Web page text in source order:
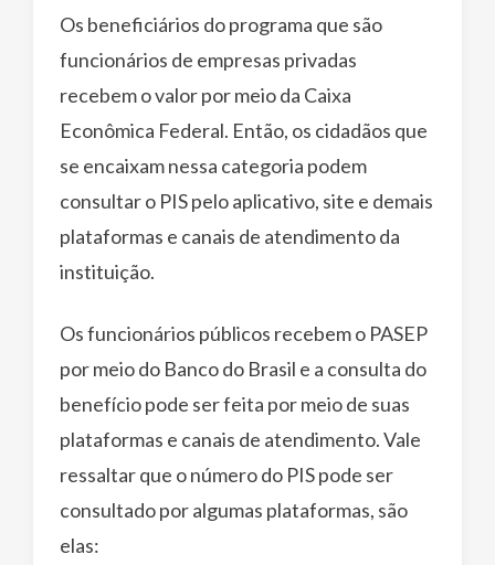
Os beneficiários do programa que são
funcionários de empresas privadas
recebem o valor por meio da Caixa
Econômica Federal. Então, os cidadãos que
se encaixam nessa categoria podem
consultar o PIS pelo aplicativo, site e demais
plataformas e canais de atendimento da
instituição.
Os funcionários públicos recebem o PASEP
por meio do Banco do Brasil e a consulta do
benefício pode ser feita por meio de suas
plataformas e canais de atendimento. Vale
ressaltar que o número do PIS pode ser
consultado por algumas plataformas, são
elas: